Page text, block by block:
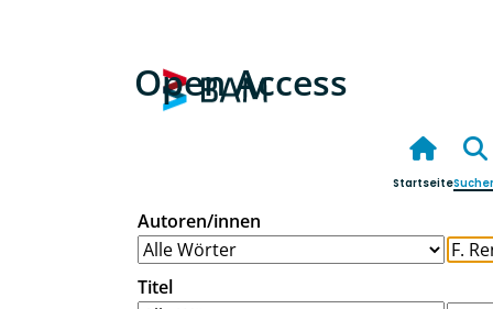
Open Access
Startseite
Autoren/innen
Titel